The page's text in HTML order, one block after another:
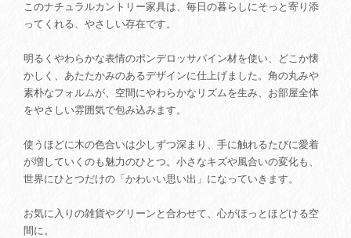
このナチュラルカントリー家具は、毎日の暮らしにそっと寄り添
ってくれる、やさしい存在です。
明るくやわらかな表情のポンデロッサパイン材を使い、どこか懐
かしく、あたたかみのあるデザインに仕上げました。角の丸みや
素朴なフォルムが、空間にやわらかなリズムを生み、お部屋全体
をやさしい雰囲気で包み込みます。
使うほどに木の色合いは少しずつ深まり、手に触れるたびに愛着
が増していくのも魅力のひとつ。小さなキズや風合いの変化も、
世界にひとつだけの「かわいい思い出」になっていきます。
お気に入りの雑貨やグリーンと合わせて、心がほっとほどける空
間に。